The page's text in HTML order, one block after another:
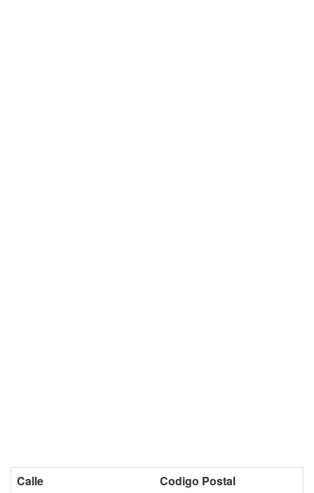
Calle Codigo Postal